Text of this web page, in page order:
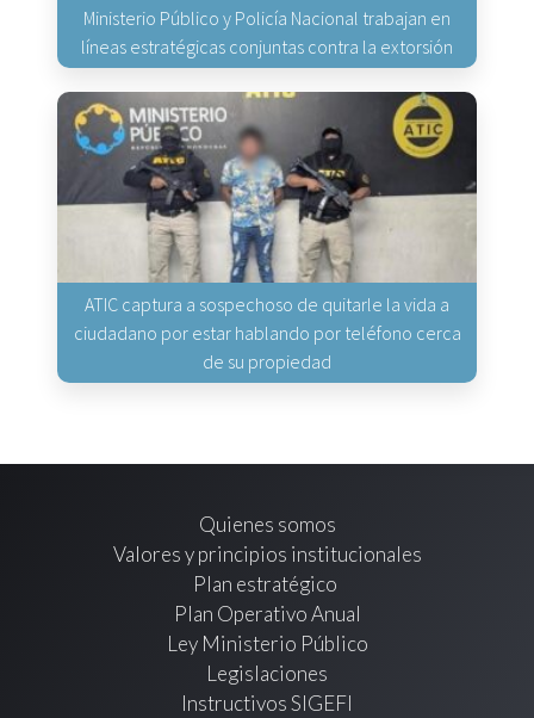
Ministerio Público y Policía Nacional trabajan en
líneas estratégicas conjuntas contra la extorsión
ATIC captura a sospechoso de quitarle la vida a
ciudadano por estar hablando por teléfono cerca
de su propiedad
Quienes somos
Valores y principios institucionales
Plan estratégico
Plan Operativo Anual
Ley Ministerio Público
Legislaciones
Instructivos SIGEFI